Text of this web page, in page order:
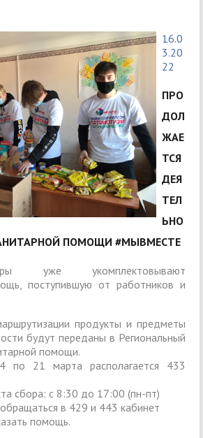
16.0
3.20
22
ПРО
ДОЛ
ЖАЕ
ТСЯ
ДЕЯ
ТЕЛ
ЬНО
ПОМОЩИ #МЫВМЕСТЕ
уже укомплектовывают
поступившую от работников и
продукты и предметы
будут переданы в Региональный
помощи.
по 21 марта располагается 433
сбора: с 8:30 до 17:00 (пн-пт)
в 429 и 443 кабинет
помощь.